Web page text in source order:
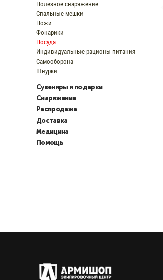
Полезное снаряжение
Спальные мешки
Ножи
Фонарики
Посуда
Индивидуальные рационы питания
Самооборона
Шнурки
Сувениры и подарки
Снаряжение
Распродажа
Доставка
Медицина
Помощь